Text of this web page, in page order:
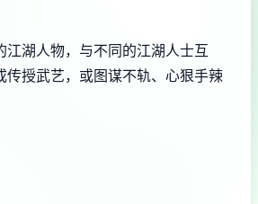
湖人物，与不同的江湖人士互
传授武艺，或图谋不轨、心狠手辣